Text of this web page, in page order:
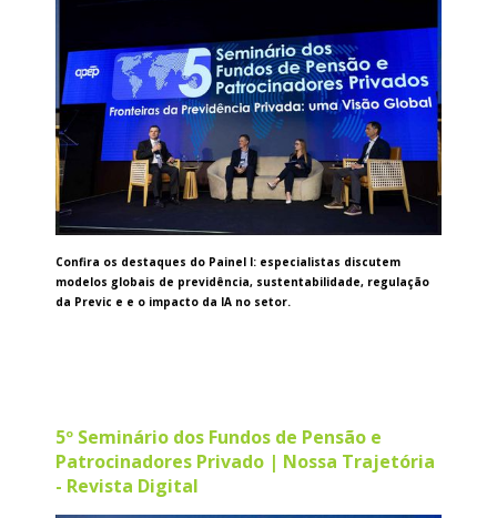
Confira os destaques do Painel I: especialistas discutem
modelos globais de previdência, sustentabilidade, regulação
da Previc e e o impacto da IA no setor.
5º Seminário dos Fundos de Pensão e
Patrocinadores Privado | Nossa Trajetória
- Revista Digital